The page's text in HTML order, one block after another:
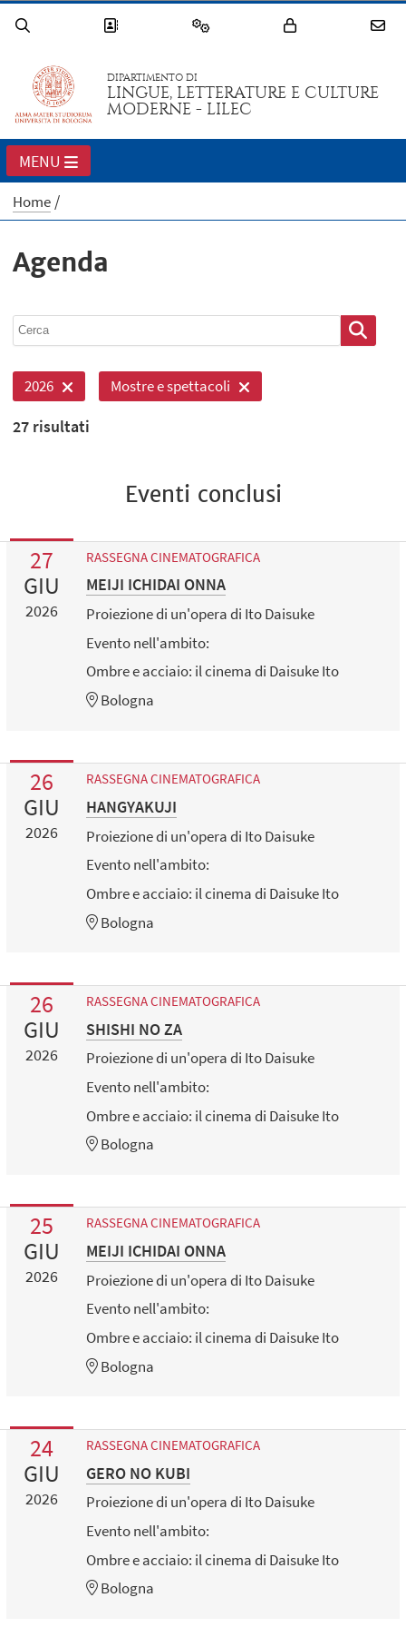
DIPARTIMENTO DI
LINGUE, LETTERATURE E CULTURE
MODERNE - LILEC
MENU
Home
Agenda
2026 Mostre e spettacoli
27 risultati
Eventi conclusi
27
GIU
2026
RASSEGNA CINEMATOGRAFICA
MEIJI ICHIDAI ONNA
Proiezione di un'opera di Ito Daisuke
Evento nell'ambito:
Ombre e acciaio: il cinema di Daisuke Ito
Bologna
26
GIU
2026
RASSEGNA CINEMATOGRAFICA
HANGYAKUJI
Proiezione di un'opera di Ito Daisuke
Evento nell'ambito:
Ombre e acciaio: il cinema di Daisuke Ito
Bologna
26
GIU
2026
RASSEGNA CINEMATOGRAFICA
SHISHI NO ZA
Proiezione di un'opera di Ito Daisuke
Evento nell'ambito:
Ombre e acciaio: il cinema di Daisuke Ito
Bologna
25
GIU
2026
RASSEGNA CINEMATOGRAFICA
MEIJI ICHIDAI ONNA
Proiezione di un'opera di Ito Daisuke
Evento nell'ambito:
Ombre e acciaio: il cinema di Daisuke Ito
Bologna
24
GIU
2026
RASSEGNA CINEMATOGRAFICA
GERO NO KUBI
Proiezione di un'opera di Ito Daisuke
Evento nell'ambito:
Ombre e acciaio: il cinema di Daisuke Ito
Bologna